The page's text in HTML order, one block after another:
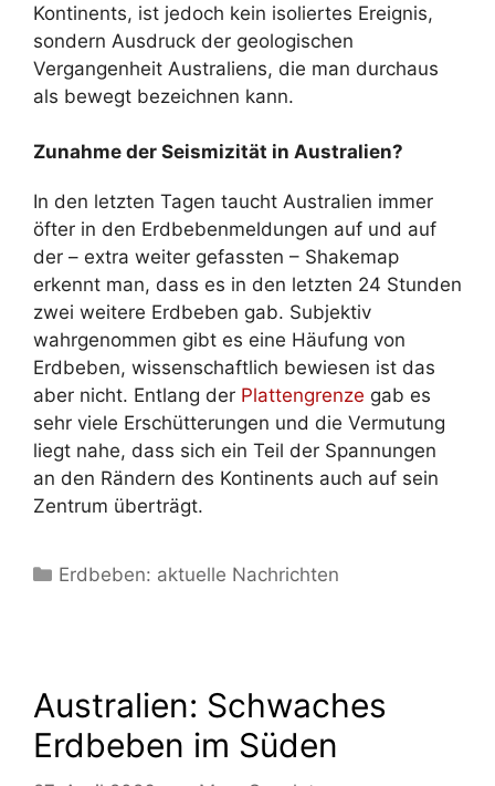
Kontinents, ist jedoch kein isoliertes Ereignis,
sondern Ausdruck der geologischen
Vergangenheit Australiens, die man durchaus
als bewegt bezeichnen kann.
Zunahme der Seismizität in Australien?
In den letzten Tagen taucht Australien immer
öfter in den Erdbebenmeldungen auf und auf
der – extra weiter gefassten – Shakemap
erkennt man, dass es in den letzten 24 Stunden
zwei weitere Erdbeben gab. Subjektiv
wahrgenommen gibt es eine Häufung von
Erdbeben, wissenschaftlich bewiesen ist das
aber nicht. Entlang der Plattengrenze gab es
sehr viele Erschütterungen und die Vermutung
liegt nahe, dass sich ein Teil der Spannungen
an den Rändern des Kontinents auch auf sein
Zentrum überträgt.
Kategorien
Erdbeben: aktuelle Nachrichten
Australien: Schwaches
Erdbeben im Süden